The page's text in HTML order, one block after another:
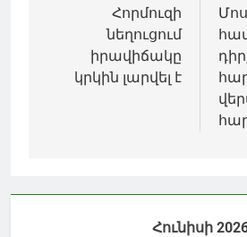
նավարկումը
Հորմուզի
նեղուցում
իրավիճակը
կրկին լարվել է
Հունիսի